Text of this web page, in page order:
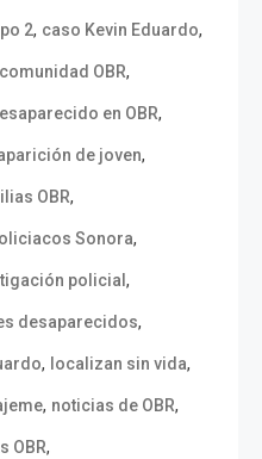
2, caso Kevin Eduardo,
comunidad OBR,
en OBR,
de joven,
OBR,
Sonora,
policial ,
desaparecidos,
, localizan sin vida,
, noticias de OBR,
OBR,